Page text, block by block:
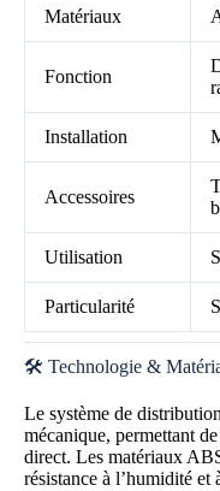
Matériaux
Fonction
Installation
Accessoires
Utilisation
Particularité
🛠️ Technologie &
Le système de
mécanique, permettant
direct. Les matériaux
résistance à l’humidité et